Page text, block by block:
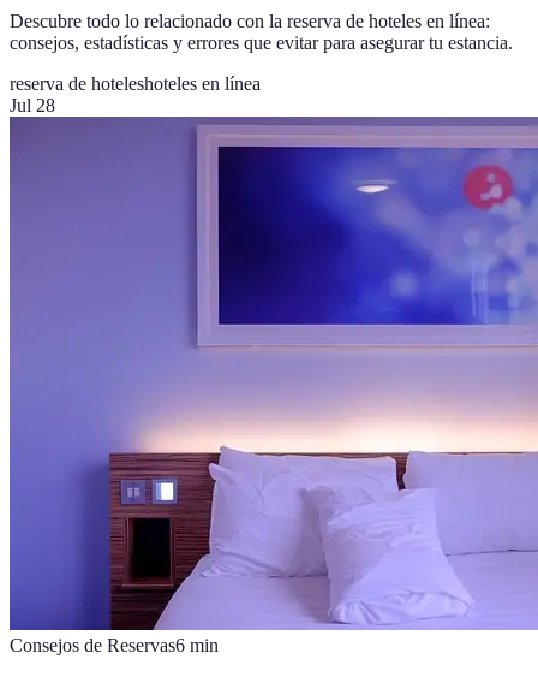
Descubre todo lo relacionado con la reserva de hoteles en línea:
consejos, estadísticas y errores que evitar para asegurar tu estancia.
reserva de hoteleshoteles en línea
Jul 28
Consejos de Reservas6 min